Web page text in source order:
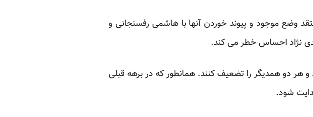
وضع موجود و پیوند خوردن آنها با هاشمی رفسنجانی و
نژاد احساس خطر می کند.
و هر دو همدیگر را تضعیف کنند. همانطور که در برهه قبلی
شود.